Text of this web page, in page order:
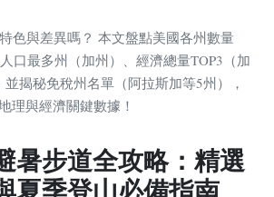
色與差異嗎？ 本文盤點美國各州數量
人口最多州（加州）、經濟總量TOP3（加
揭秘免稅州名單（阿拉斯加等5州），
理與經濟關鍵數據！
暑步道全攻略：精選
夏季登山必備指南